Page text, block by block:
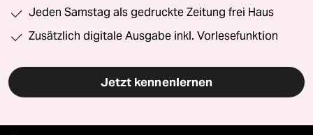
Jeden Samstag als gedruckte Zeitung frei Haus
Zusätzlich digitale Ausgabe inkl. Vorlesefunktion
Jetzt kennenlernen